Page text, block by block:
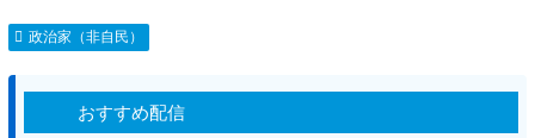
政治家（非自民）
おすすめ配信